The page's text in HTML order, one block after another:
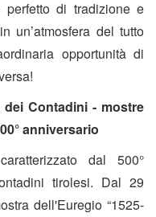
di tradizione e
un’atmosfera del tutto
opportunità di
Contadini - mostre
anniversario
dal 500°
tirolesi. Dal 29
dell'Euregio “1525-